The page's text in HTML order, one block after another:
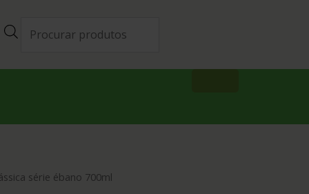
série ébano 700ml